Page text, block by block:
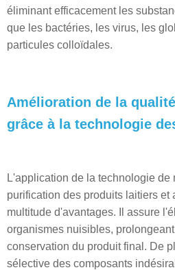
éliminant efficacement les
que les bactéries, les virus, les
particules colloïdales.
Amélioration de la
grâce à la technologie
L'application de la technologie de
purification des produits laitiers et
multitude d'avantages. Il assure
organismes nuisibles,
conservation du produit final. De
sélective des composants